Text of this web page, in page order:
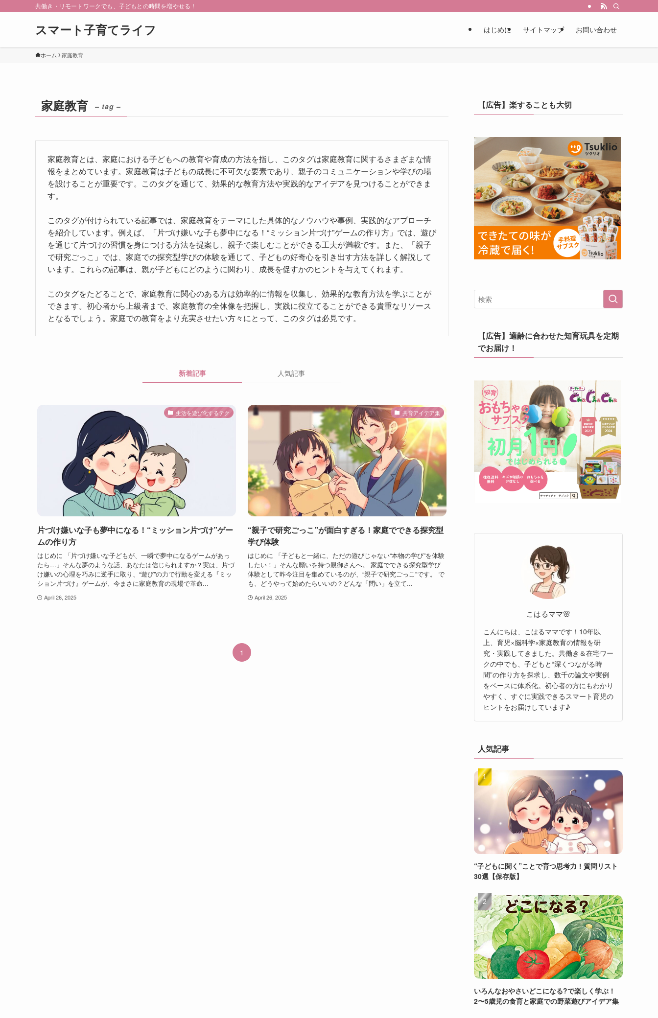
共働き・リモートワークでも、子どもとの時間を増やせる！
スマート子育てライフ はじめに サイトマップ お問い合わせ
ホーム 家庭教育
家庭教育 – tag –
家庭教育とは、家庭における子どもへの教育や育成の方法を指し、このタグは家庭教育に関するさまざまな情
報をまとめています。家庭教育は子どもの成長に不可欠な要素であり、親子のコミュニケーションや学びの場
を設けることが重要です。このタグを通じて、効果的な教育方法や実践的なアイデアを見つけることができま
す。
このタグが付けられている記事では、家庭教育をテーマにした具体的なノウハウや事例、実践的なアプローチ
を紹介しています。例えば、「片づけ嫌いな子も夢中になる！“ミッション片づけ”ゲームの作り方」では、遊び
を通じて片づけの習慣を身につける方法を提案し、親子で楽しむことができる工夫が満載です。また、「親子
で研究ごっこ」では、家庭での探究型学びの体験を通じて、子どもの好奇心を引き出す方法を詳しく解説して
います。これらの記事は、親が子どもにどのように関わり、成長を促すかのヒントを与えてくれます。
このタグをたどることで、家庭教育に関心のある方は効率的に情報を収集し、効果的な教育方法を学ぶことが
できます。初心者から上級者まで、家庭教育の全体像を把握し、実践に役立てることができる貴重なリソース
となるでしょう。家庭での教育をより充実させたい方々にとって、このタグは必見です。
新着記事 人気記事
生活を遊び化するテク
片づけ嫌いな子も夢中になる！“ミッション片づけ”ゲー
ムの作り方
はじめに 「片づけ嫌いな子どもが、一瞬で夢中になるゲームがあっ
たら…」そんな夢のような話、あなたは信じられますか？実は、片づ
け嫌いの心理を巧みに逆手に取り、“遊び”の力で行動を変える『ミッ
ション片づけ』ゲームが、今まさに家庭教育の現場で革命...
April 26, 2025
共育アイデア集
“親子で研究ごっこ”が面白すぎる！家庭でできる探究型
学び体験
はじめに 「子どもと一緒に、ただの遊びじゃない“本物の学び”を体験
したい！」そんな願いを持つ親御さんへ。 家庭でできる探究型学び
体験として昨今注目を集めているのが、“親子で研究ごっこ”です。 で
も、どうやって始めたらいいの？どんな「問い」を立て...
April 26, 2025
1
【広告】楽することも大切
【広告】適齢に合わせた知育玩具を定期
でお届け！
こはるママ🌸
こんにちは、こはるママです！10年以
上、育児×脳科学×家庭教育の情報を研
究・実践してきました。共働き＆在宅ワー
クの中でも、子どもと“深くつながる時
間”の作り方を探求し、数千の論文や実例
をベースに体系化。初心者の方にもわかり
やすく、すぐに実践できるスマート育児の
ヒントをお届けしています♪
人気記事
“子どもに聞く”ことで育つ思考力！質問リスト
30選【保存版】
いろんなおやさいどこになる?で楽しく学ぶ！
2〜5歳児の食育と家庭での野菜遊びアイデア集